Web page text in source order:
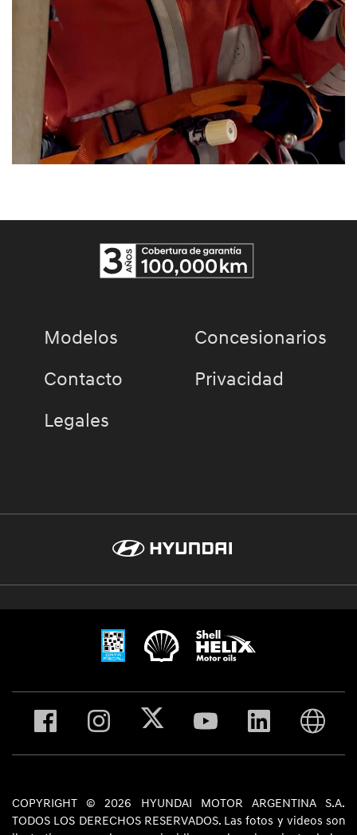
Modelos
Concesionarios
Contacto
Privacidad
Legales
COPYRIGHT © 2026 HYUNDAI MOTOR ARGENTINA S.A.
TODOS LOS DERECHOS RESERVADOS. Las fotos y videos son